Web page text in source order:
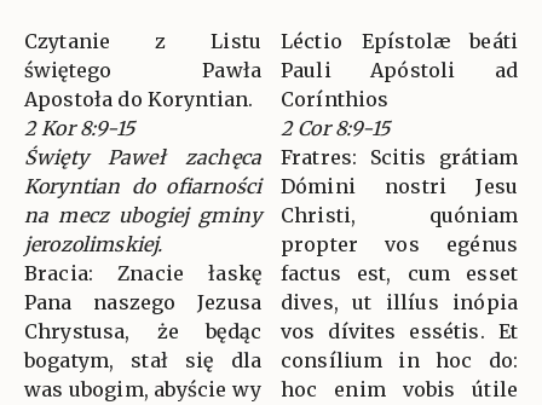
Czytanie z Listu
świętego Pawła
Apostoła do Koryntian.
2 Kor 8:9-15
Święty Paweł zachęca
Koryntian do ofiarności
na mecz ubogiej gminy
jerozolimskiej.
Bracia: Znacie łaskę
Pana naszego Jezusa
Chrystusa, że będąc
bogatym, stał się dla
was ubogim, abyście wy
Léctio Epístolæ beáti
Pauli Apóstoli ad
Corínthios
2 Cor 8:9-15
Fratres: Scitis grátiam
Dómini nostri Jesu
Christi, quóniam
propter vos egénus
factus est, cum esset
dives, ut illíus inópia
vos dívites essétis. Et
consílium in hoc do:
hoc enim vobis útile